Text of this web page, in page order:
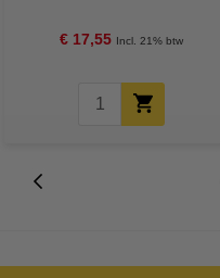
€ 17,55 Incl. 21% btw